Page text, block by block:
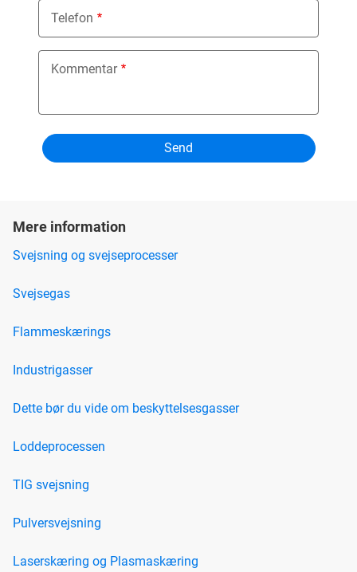
Telefon
Kommentar
Mere information
Svejsning og svejseprocesser
Svejsegas
Flammeskærings
Industrigasser
Dette bør du vide om beskyttelsesgasser
Loddeprocessen
TIG svejsning
Pulversvejsning
Laserskæring og Plasmaskæring